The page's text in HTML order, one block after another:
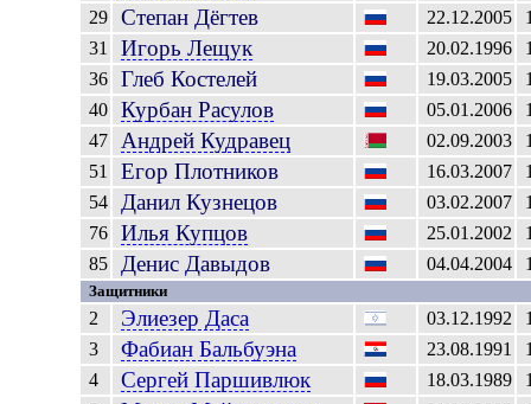
29
Степан Дёгтев 22.12.2005
31
ИгорьЛещук 20.02.1996
36
ГлебКостелей 19.03.2005
40
КурбанРасулов 05.01.2006
47
АндрейКудравец 02.09.2003
51
ЕгорПлотников 16.03.2007
54
ДанилКузнецов 03.02.2007
76
ИльяКупцов 25.01.2002
85
Денис Давыдов 04.04.2004
Защитники
2 Элиезер Даса 03.12.1992
3
ФабианБальбуэна 23.08.1991
4
СергейПаршивлюк 18.03.1989